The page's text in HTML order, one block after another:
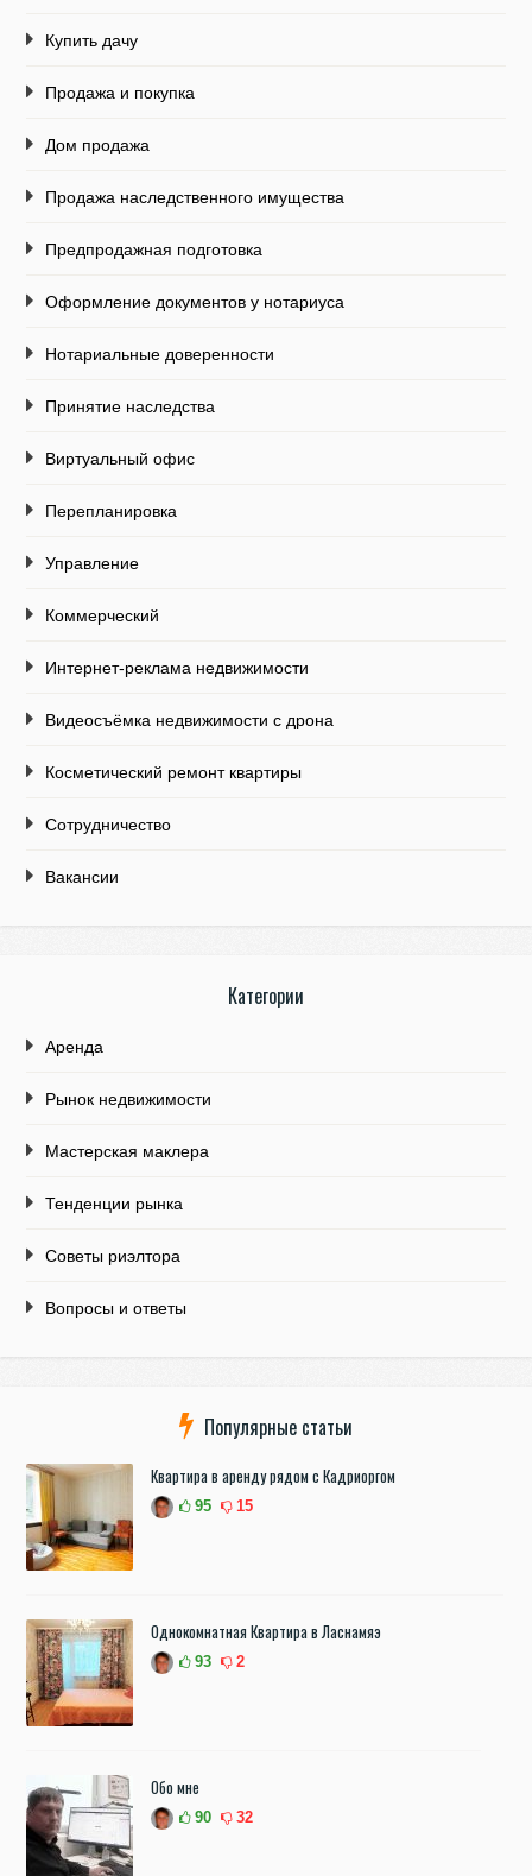
Купить дачу
Продажа и покупка
Дом продажа
Продажа наследственного имущества
Предпродажная подготовка
Оформление документов у нотариуса
Нотариальные доверенности
Принятие наследства
Виртуальный офис
Перепланировка
Управление
Коммерческий
Интернет-реклама недвижимости
Видеосъёмка недвижимости с дрона
Косметический ремонт квартиры
Сотрудничество
Вакансии
Категории
Аренда
Рынок недвижимости
Мастерская маклера
Тенденции рынка
Советы риэлтора
Вопросы и ответы
Популярные статьи
Квартира в аренду рядом с Кадриоргом
95 15
Однокомнатная Квартира в Ласнамяэ
93 2
Обо мне
90 32